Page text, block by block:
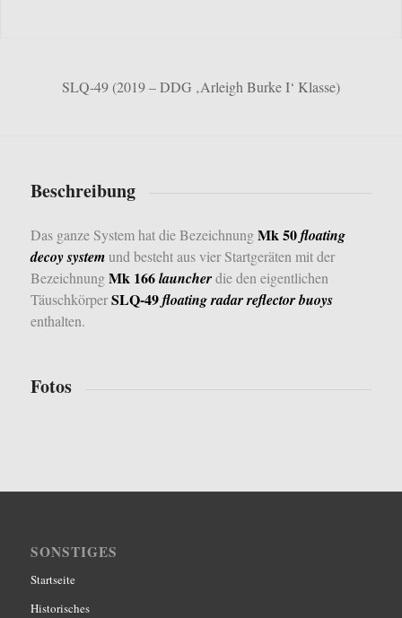
SLQ-49 (2019 – DDG ‚Arleigh Burke I‘ Klasse)
Beschreibung
Das ganze System hat die BezeichnungMk 50floating
decoy systemund besteht aus vier Startgeräten mit der
BezeichnungMk 166launcherdie den eigentlichen
TäuschkörperSLQ-49floating radar reflector buoys
enthalten.
Fotos
SONSTIGES
Startseite
Historisches